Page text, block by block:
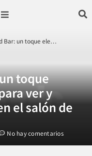
Bar: un toque ele…
toque
ver y
el salón de
No hay comentarios